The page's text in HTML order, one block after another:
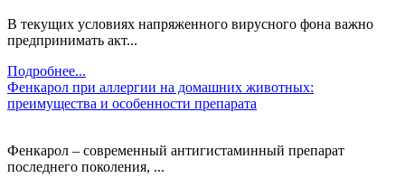
В текущих условиях напряженного вирусного фона важно
предпринимать акт...
Подробнее...
Фенкарол при аллергии на домашних животных:
преимущества и особенности препарата
Фенкарол – современный антигистаминный препарат
последнего поколения, ...